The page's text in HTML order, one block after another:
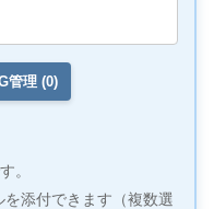
管理 (0)
。
添付できます（複数選